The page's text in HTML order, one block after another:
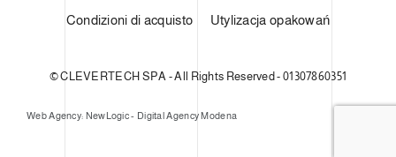
Condizioni di acquisto Utylizacja opakowań
© CLEVERTECH SPA - All Rights Reserved - 01307860351
Web Agency: NewLogic - Digital Agency Modena